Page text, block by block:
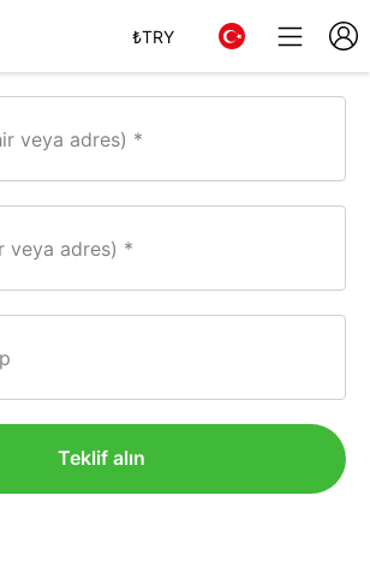
₺TRY
veya adres)
veya adres)
Teklif alın